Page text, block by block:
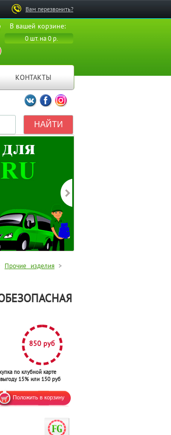
Вам перезвонить?
В вашей корзине:
0 шт. на 0 р.
В ИЗБРАННОЕ
КОНТАКТЫ
Мы ВКонтакте
Мы на Facebook
Мы в Instagramm
Прочие изделия >
850 руб
по клубной карте
15% или 150 руб